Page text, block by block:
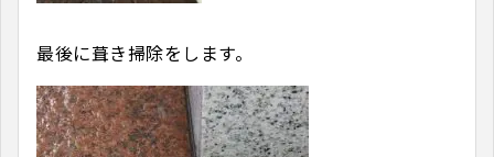
最後に葺き掃除をします。